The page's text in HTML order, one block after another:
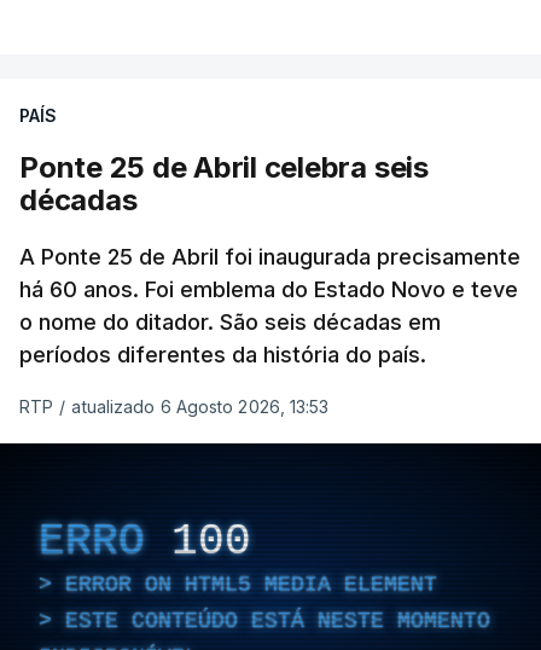
forma inesperada, através da literatura.
Em “Pés de Barro”,
época, a maior ponte suspensa da Europa. Os
dramas e peripécias diárias dos que a construíram
dão também o mote para abordar o contexto
envolvente, num contraste entre o apogeu da
regime em declínio, com a guerra colonial já em
Esse contraste persistente entre a opulência e a
miséria trespassa“Pés de Barro
assinalam os 60 anos da ponte 25 de Abril, Nuno
Duarte revela, em entrevista à RTP, quais as fontes
PAÍS
Ponte 25 de Abril celebra seis
décadas
A Ponte 25 de Abril foi inaugurada precisamente
há 60 anos. Foi emblema do Estado Novo e teve
o nome do ditador. São seis décadas em
períodos diferentes da história do país.
RTP / atualizado 6 Agosto 2026, 13:53
ERRO 100
ERROR ON HTML5 MEDIA ELEMENT
ESTE CONTEÚDO ESTÁ NESTE MOMENTO